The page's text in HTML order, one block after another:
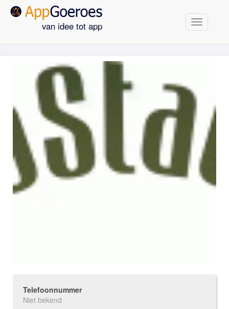
van idee tot app Navigatie
Telefoonnummer
Niet bekend